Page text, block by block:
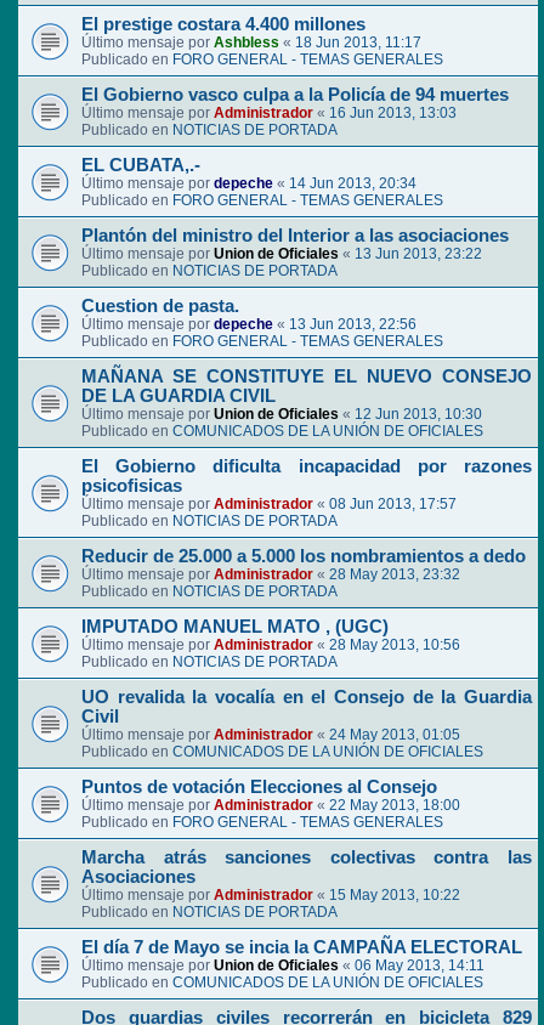
El prestige costara 4.400 millones
Último mensaje por Ashbless « 18 Jun 2013, 11:17
Publicado en FORO GENERAL - TEMAS GENERALES
El Gobierno vasco culpa a la Policía de 94 muertes
Último mensaje por Administrador « 16 Jun 2013, 13:03
Publicado en NOTICIAS DE PORTADA
EL CUBATA,.-
Último mensaje por depeche « 14 Jun 2013, 20:34
Publicado en FORO GENERAL - TEMAS GENERALES
Plantón del ministro del Interior a las asociaciones
Último mensaje por Union de Oficiales « 13 Jun 2013, 23:22
Publicado en NOTICIAS DE PORTADA
Cuestion de pasta.
Último mensaje por depeche « 13 Jun 2013, 22:56
Publicado en FORO GENERAL - TEMAS GENERALES
MAÑANA SE CONSTITUYE EL NUEVO CONSEJO
DE LA GUARDIA CIVIL
Último mensaje por Union de Oficiales « 12 Jun 2013, 10:30
Publicado en COMUNICADOS DE LA UNIÓN DE OFICIALES
El Gobierno dificulta incapacidad por razones
psicofisicas
Último mensaje por Administrador « 08 Jun 2013, 17:57
Publicado en NOTICIAS DE PORTADA
Reducir de 25.000 a 5.000 los nombramientos a dedo
Último mensaje por Administrador « 28 May 2013, 23:32
Publicado en NOTICIAS DE PORTADA
IMPUTADO MANUEL MATO , (UGC)
Último mensaje por Administrador « 28 May 2013, 10:56
Publicado en NOTICIAS DE PORTADA
UO revalida la vocalía en el Consejo de la Guardia
Civil
Último mensaje por Administrador « 24 May 2013, 01:05
Publicado en COMUNICADOS DE LA UNIÓN DE OFICIALES
Puntos de votación Elecciones al Consejo
Último mensaje por Administrador « 22 May 2013, 18:00
Publicado en FORO GENERAL - TEMAS GENERALES
Marcha atrás sanciones colectivas contra las
Asociaciones
Último mensaje por Administrador « 15 May 2013, 10:22
Publicado en NOTICIAS DE PORTADA
El día 7 de Mayo se incia la CAMPAÑA ELECTORAL
Último mensaje por Union de Oficiales « 06 May 2013, 14:11
Publicado en COMUNICADOS DE LA UNIÓN DE OFICIALES
Dos guardias civiles recorrerán en bicicleta 829